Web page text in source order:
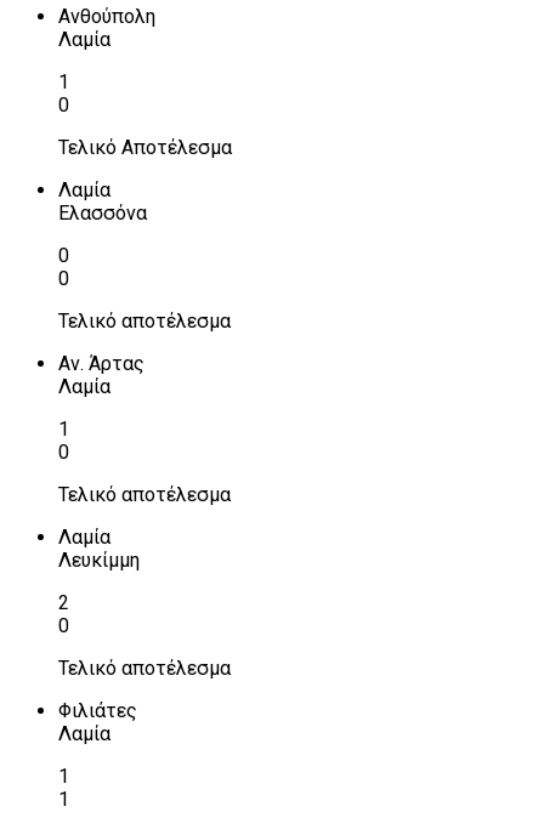
Ανθούπολη
Λαμία
1
0
Τελικό Αποτέλεσμα
Λαμία
Ελασσόνα
0
0
Τελικό αποτέλεσμα
Αν. Άρτας
Λαμία
1
0
Τελικό αποτέλεσμα
Λαμία
Λευκίμμη
2
0
Τελικό αποτέλεσμα
Φιλιάτες
Λαμία
1
1